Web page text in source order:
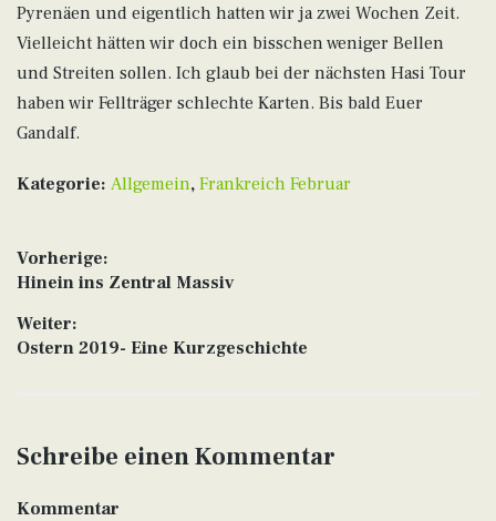
Pyrenäen und eigentlich hatten wir ja zwei Wochen Zeit.
Vielleicht hätten wir doch ein bisschen weniger Bellen
und Streiten sollen. Ich glaub bei der nächsten Hasi Tour
haben wir Fellträger schlechte Karten. Bis bald Euer
Gandalf.
Kategorie: Allgemein, Frankreich Februar
Beitragsnavigation
Vorherige:
Vorheriger
Hinein ins Zentral Massiv
Weiter:
Nächster
Ostern 2019- Eine Kurzgeschichte
Schreibe einen Kommentar
Kommentar